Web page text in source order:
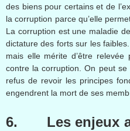
des bienspour certainset de
la corruption parce qu’elle
La corruption est une maladie
dictature des fortssur lesfaibles
mais elle mérite d’être relevée
contre la corruption. On peutse
refus de revoir les principes
engendrent la mort de ses
6. Les enjeux